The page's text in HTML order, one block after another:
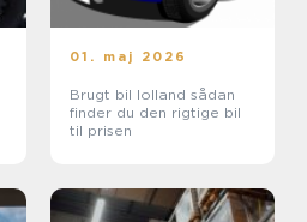
01. maj 2026
Brugt bil lolland sådan
finder du den rigtige bil
til prisen